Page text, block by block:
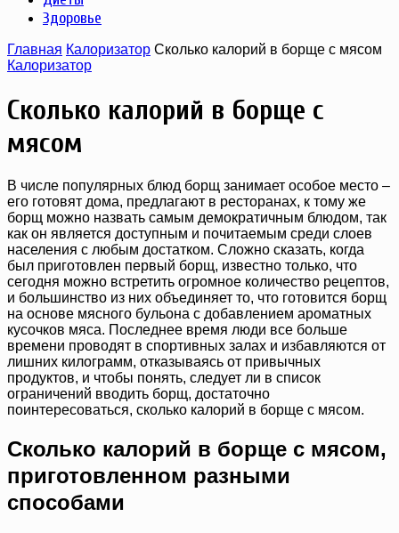
Здоровье
Главная Калоризатор Сколько калорий в борще с мясом
Калоризатор
Сколько калорий в борще с
мясом
В числе популярных блюд борщ занимает особое место –
его готовят дома, предлагают в ресторанах, к тому же
борщ можно назвать самым демократичным блюдом, так
как он является доступным и почитаемым среди слоев
населения с любым достатком. Сложно сказать, когда
был приготовлен первый борщ, известно только, что
сегодня можно встретить огромное количество рецептов,
и большинство из них объединяет то, что готовится борщ
на основе мясного бульона с добавлением ароматных
кусочков мяса. Последнее время люди все больше
времени проводят в спортивных залах и избавляются от
лишних килограмм, отказываясь от привычных
продуктов, и чтобы понять, следует ли в список
ограничений вводить борщ, достаточно
поинтересоваться, сколько калорий в борще с мясом.
Сколько калорий в борще с мясом,
приготовленном разными
способами